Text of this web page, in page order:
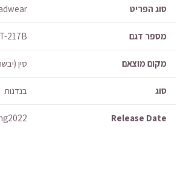
סוג הפריט
מספר דגם 217B
מקום מוצאם סין
סוג בנדנות
Release Date